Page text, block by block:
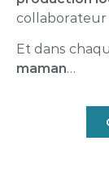
Et dans
maman…